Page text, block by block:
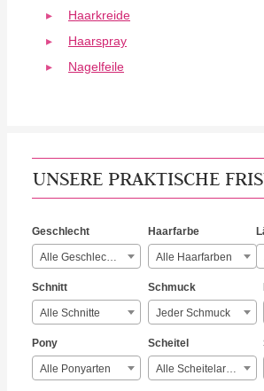
Haarkreide
Haarspray
Nagelfeile
UNSERE PRAKTISCHE
Geschlecht
Alle Geschlechter
Haarfarbe
Alle Haarfarben
Schnitt
Alle Schnitte
Schmuck
Jeder Schmuck
Pony
Alle Ponyarten
Scheitel
Alle Scheitelarten